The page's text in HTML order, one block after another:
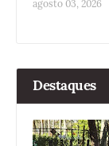
agosto 03, 2026
Destaques